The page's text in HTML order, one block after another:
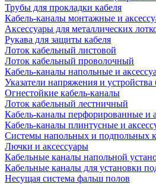
Трубы для прокладки кабеля
Кабель-каналы монтажные и
Аксессуары для металлических
Рукава для защиты кабеля
Лоток кабельный листовой
Лоток кабельный проволочный
Кабель-каналы напольные и
Указатели напряжения и устройства
Огнестойкие кабель-каналы
Лоток кабельный лестничный
Кабель-каналы перфорированные и
Кабель-каналы плинтусные и
Системы напольных и подпольных
Лючки и аксессуары
Кабельные каналы напольной
Кабельные каналы для установки
Несущая система фальш полов